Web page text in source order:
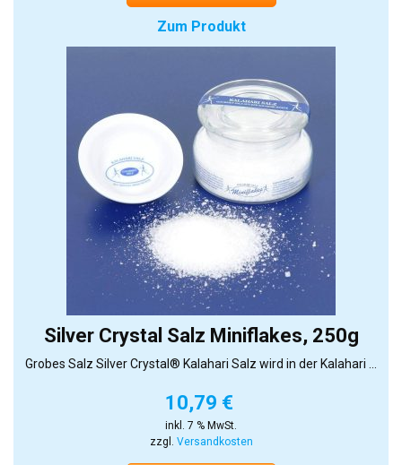
Zum Produkt
Silver Crystal Salz Miniflakes, 250g
Grobes Salz Silver Crystal® Kalahari Salz wird in der Kalahari ...
10,79 €
inkl. 7 % MwSt.
zzgl. Versandkosten